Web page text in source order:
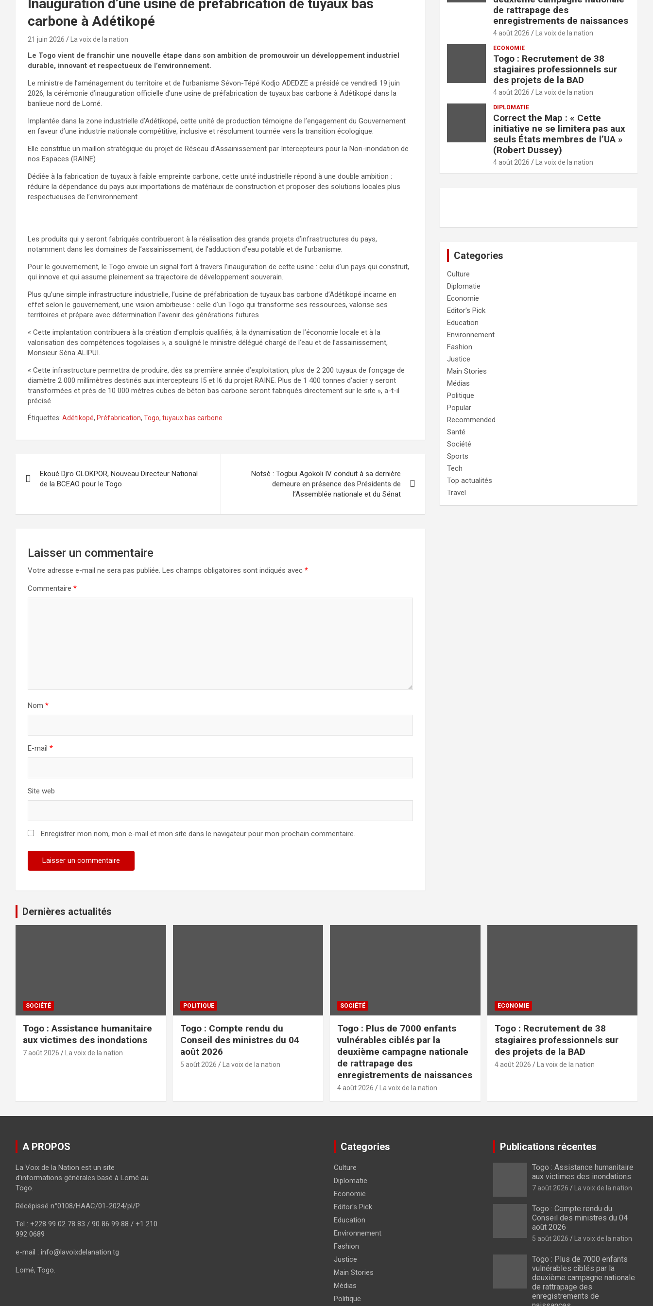
Inauguration d’une usine de préfabrication de tuyaux bas
carbone à Adétikopé
21 juin 2026 La voix de la nation
Le Togo vient de franchir une nouvelle étape dans son ambition de promouvoir un développement industriel
durable, innovant et respectueux de l’environnement.
Le ministre de l’aménagement du territoire et de l’urbanisme Sévon-Tépé Kodjo ADEDZE a présidé ce vendredi 19 juin
2026, la cérémonie d’inauguration officielle d’une usine de préfabrication de tuyaux bas carbone à Adétikopé dans la
banlieue nord de Lomé.
Implantée dans la zone industrielle d’Adétikopé, cette unité de production témoigne de l’engagement du Gouvernement
en faveur d’une industrie nationale compétitive, inclusive et résolument tournée vers la transition écologique.
Elle constitue un maillon stratégique du projet de Réseau d’Assainissement par Intercepteurs pour la Non-inondation de
nos Espaces (RAINE)
Dédiée à la fabrication de tuyaux à faible empreinte carbone, cette unité industrielle répond à une double ambition :
réduire la dépendance du pays aux importations de matériaux de construction et proposer des solutions locales plus
respectueuses de l’environnement.
Les produits qui y seront fabriqués contribueront à la réalisation des grands projets d’infrastructures du pays,
notamment dans les domaines de l’assainissement, de l’adduction d’eau potable et de l’urbanisme.
Pour le gouvernement, le Togo envoie un signal fort à travers l’inauguration de cette usine : celui d’un pays qui construit,
qui innove et qui assume pleinement sa trajectoire de développement souverain.
Plus qu’une simple infrastructure industrielle, l’usine de préfabrication de tuyaux bas carbone d’Adétikopé incarne en
effet selon le gouvernement, une vision ambitieuse : celle d’un Togo qui transforme ses ressources, valorise ses
territoires et prépare avec détermination l’avenir des générations futures.
« Cette implantation contribuera à la création d’emplois qualifiés, à la dynamisation de l’économie locale et à la
valorisation des compétences togolaises », a souligné le ministre délégué chargé de l’eau et de l’assainissement,
Monsieur Séna ALIPUI.
« Cette infrastructure permettra de produire, dès sa première année d’exploitation, plus de 2 200 tuyaux de fonçage de
diamètre 2 000 millimètres destinés aux intercepteurs I5 et I6 du projet RAINE. Plus de 1 400 tonnes d’acier y seront
transformées et près de 10 000 mètres cubes de béton bas carbone seront fabriqués directement sur le site », a-t-il
précisé.
Étiquettes: Adétikopé, Préfabrication, Togo, tuyaux bas carbone
de
Ekoué Djro GLOKPOR, Nouveau Directeur National
de la BCEAO pour le Togo
Notsè : Togbui Agokoli IV conduit à sa dernière
demeure en présence des Présidents de
l’Assemblée nationale et du Sénat
Laisser un commentaire
Votre adresse e-mail ne sera pas publiée. Les champs obligatoires sont indiqués avec *
Commentaire *
Nom *
E-mail *
Site web
Enregistrer mon nom, mon e-mail et mon site dans le navigateur pour mon prochain commentaire.
de rattrapage des
enregistrements de naissances
4 août 2026 La voix de la nation
ECONOMIE
Togo : Recrutement de 38
stagiaires professionnels sur
des projets de la BAD
4 août 2026 La voix de la nation
DIPLOMATIE
Correct the Map : « Cette
initiative ne se limitera pas aux
seuls États membres de l’UA »
(Robert Dussey)
4 août 2026 La voix de la nation
Categories
Culture
Diplomatie
Economie
Editor's Pick
Education
Environnement
Fashion
Justice
Main Stories
Médias
Politique
Popular
Recommended
Santé
Société
Sports
Tech
Top actualités
Travel
Dernières actualités
SOCIÉTÉ
Togo : Assistance humanitaire
aux victimes des inondations
7 août 2026 La voix de la nation
POLITIQUE
Togo : Compte rendu du
Conseil des ministres du 04
août 2026
5 août 2026 La voix de la nation
SOCIÉTÉ
Togo : Plus de 7000 enfants
vulnérables ciblés par la
deuxième campagne nationale
de rattrapage des
enregistrements de naissances
4 août 2026 La voix de la nation
ECONOMIE
Togo : Recrutement de 38
stagiaires professionnels sur
des projets de la BAD
4 août 2026 La voix de la nation
A PROPOS
La Voix de la Nation est un site
d’informations générales basé à Lomé au
Togo.
Récépissé n°0108/HAAC/01-2024/pl/P
Tel : +228 99 02 78 83 / 90 86 99 88 / +1 210
992 0689
e-mail : info@lavoixdelanation.tg
Lomé, Togo.
Categories
Culture
Diplomatie
Economie
Editor's Pick
Education
Environnement
Fashion
Justice
Main Stories
Médias
Politique
Publications récentes
Togo : Assistance humanitaire
aux victimes des inondations
7 août 2026 La voix de la nation
Togo : Compte rendu du
Conseil des ministres du 04
août 2026
5 août 2026 La voix de la nation
Togo : Plus de 7000 enfants
vulnérables ciblés par la
deuxième campagne nationale
de rattrapage des
enregistrements de